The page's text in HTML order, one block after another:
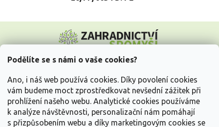
Podělíte se s námi o vaše cookies?
Ano, i náš web používá cookies. Díky povolení cookies
vám budeme moct zprostředkovat nevšední zážitek při
prohlížení našeho webu. Analytické cookies používáme
k analýze návštěvnosti, personalizační nám pomáhají
s přizpůsobením webu a díky marketingovým cookies se
p
Vše o nákupu
Informace pro Vás